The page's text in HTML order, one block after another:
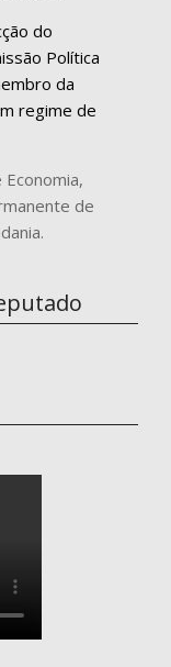
do
Política
da
regime de
de